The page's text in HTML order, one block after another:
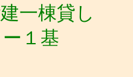
一棟貸し
１基